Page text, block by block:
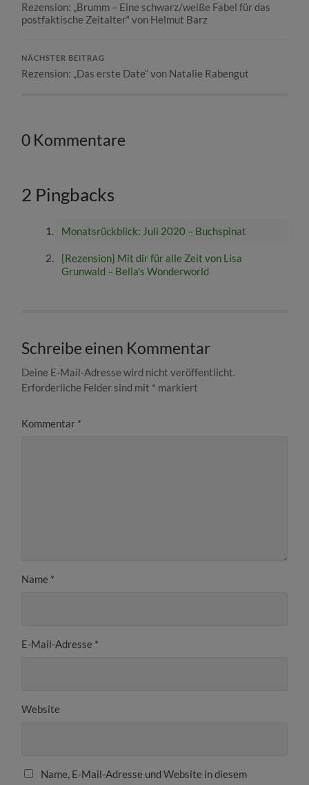
Rezension: „Brumm – Eine schwarz/weiße Fabel für das
postfaktische Zeitalter“ von Helmut Barz
NÄCHSTER BEITRAG
Rezension: „Das erste Date“ von Natalie Rabengut
0 Kommentare
2 Pingbacks
Monatsrückblick: Juli 2020 – Buchspinat
{Rezension} Mit dir für alle Zeit von Lisa
Grunwald – Bella's Wonderworld
Schreibe einen Kommentar
Deine E-Mail-Adresse wird nicht veröffentlicht.
Erforderliche Felder sind mit * markiert
Kommentar *
Name *
E-Mail-Adresse *
Website
Name, E-Mail-Adresse und Website in diesem